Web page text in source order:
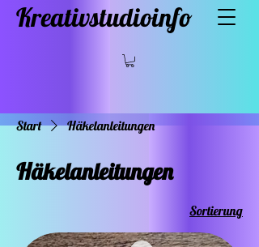
Kreativstudioinfo
Start Häkelanleitungen
Häkelanleitungen
Sortierung